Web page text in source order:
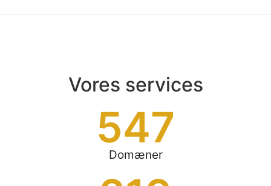
Vores services
Domæner
547